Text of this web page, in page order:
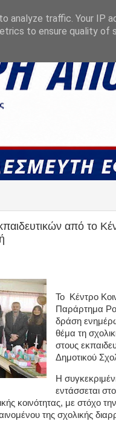
από το
Το Κέντρο
Παράρτημα
δράση
θέμα τη
στους
Δημοτικού
Η
εντάσσεται
κοινότητας, με στόχο
της σχολικής
analyze traffic. Your IP
to ensure quality of